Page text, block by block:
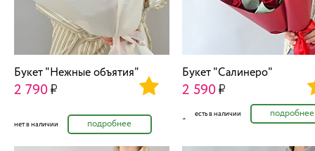
Букет "Нежные объятия"
2 790
нет в наличии подробнее
Букет "Салинеро"
2 590
есть в наличии подробнее